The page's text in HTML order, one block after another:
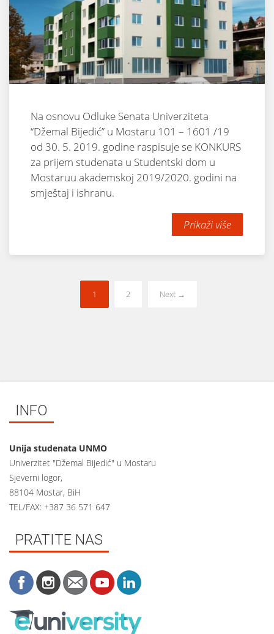
Na osnovu Odluke Senata Univerziteta
“Džemal Bijedić” u Mostaru 101 – 1601 /19
od 30. 5. 2019. godine raspisuje se KONKURS
za prijem studenata u Studentski dom u
Mostaruu akademskoj 2019/2020. godini na
smještaj i ishranu.
Prikaži više
1 2 Next →
INFO
Unija studenata UNMO
Univerzitet "Džemal Bijedić" u Mostaru
Sjeverni logor,
88104 Mostar, BiH
TEL/FAX: +387 36 571 647
PRATITE NAS